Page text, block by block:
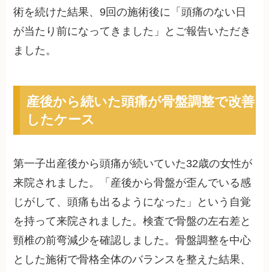
術を続けた結果、9回の施術後に「頭痛のない日
が当たり前になってきました」とご報告いただき
ました。
産後から続いた頭痛が骨盤調整で改善
したケース
第一子出産後から頭痛が続いていた32歳の女性が
来院されました。「産後から骨盤が歪んでいる感
じがして、頭痛も出るようになった」という自覚
を持って来院されました。検査で骨盤の左右差と
頸椎の前弯減少を確認しました。骨盤調整を中心
とした施術で骨格全体のバランスを整えた結果、